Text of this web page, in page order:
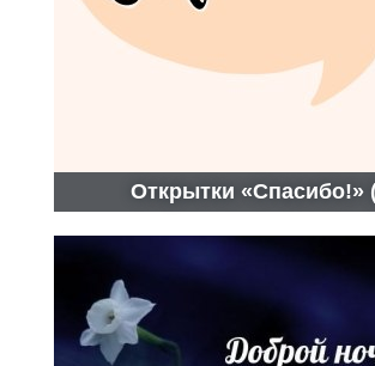
Открытки «Спасибо!»